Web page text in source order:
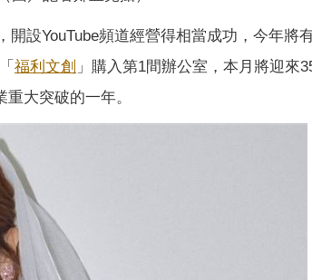
設YouTube頻道經營得相當成功，今年將
福利文創 」購入第1間辦公室，本月將迎來
大突破的一年。